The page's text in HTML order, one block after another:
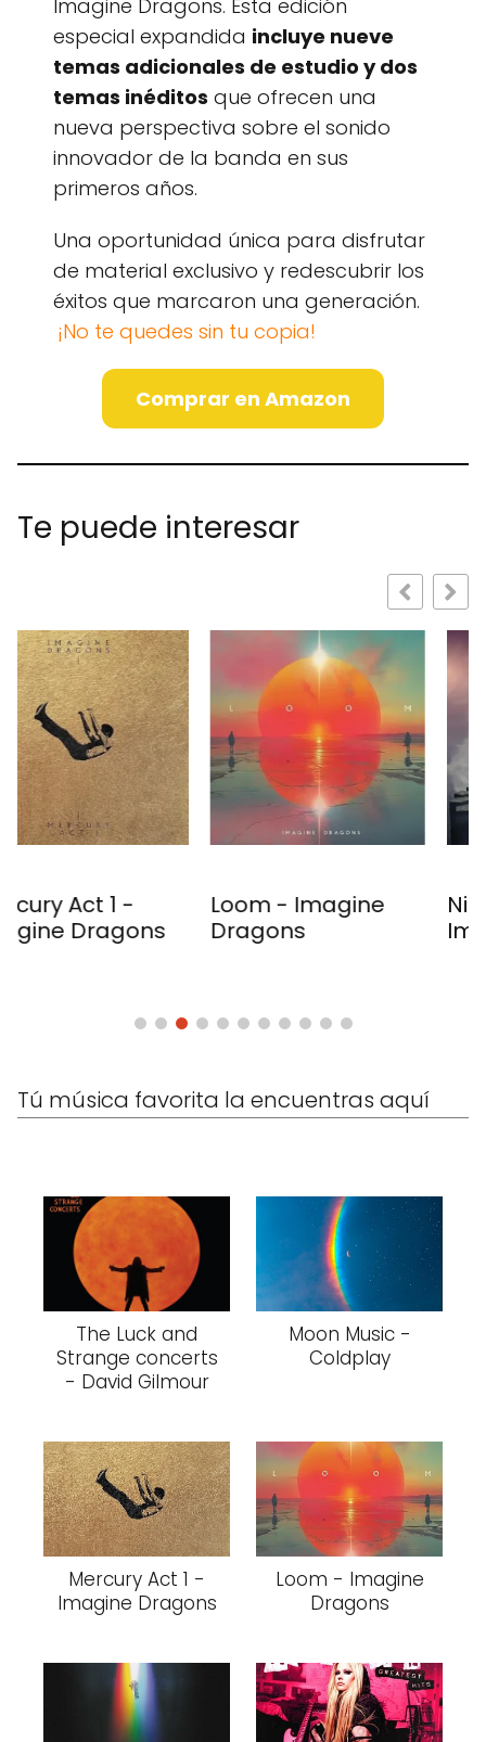
Imagine Dragons. Esta edición
especial expandida incluye nueve
temas adicionales de estudio y dos
temas inéditos que ofrecen una
nueva perspectiva sobre el sonido
innovador de la banda en sus
primeros años.
Una oportunidad única para disfrutar
de material exclusivo y redescubrir los
éxitos que marcaron una generación.
¡No te quedes sin tu copia!
Comprar en Amazon
Te puede interesar
Loom - Imagine
Dragons
Night Visions -
Imagine Dragons
Tú música favorita la encuentras aquí
The Luck and
Strange concerts
- David Gilmour
Moon Music -
Coldplay
Mercury Act 1 -
Imagine Dragons
Loom - Imagine
Dragons